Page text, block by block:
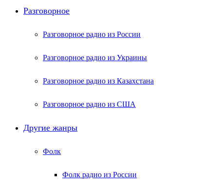
Разговорное
Разговорное радио из России
Разговорное радио из Украины
Разговорное радио из Казахстана
Разговорное радио из США
Другие жанры
Фолк
Фолк радио из России